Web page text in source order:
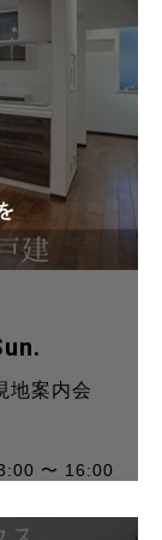
地案内会
〜 16:00